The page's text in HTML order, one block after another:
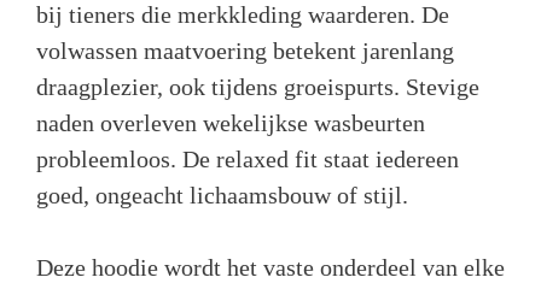
bij tieners die merkkleding waarderen. De
volwassen maatvoering betekent jarenlang
draagplezier, ook tijdens groeispurts. Stevige
naden overleven wekelijkse wasbeurten
probleemloos. De relaxed fit staat iedereen
goed, ongeacht lichaamsbouw of stijl.
Deze hoodie wordt het vaste onderdeel van elke